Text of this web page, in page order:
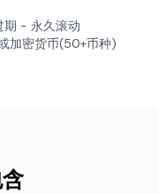
期 - 永久滚动
加密货币(50+币种)